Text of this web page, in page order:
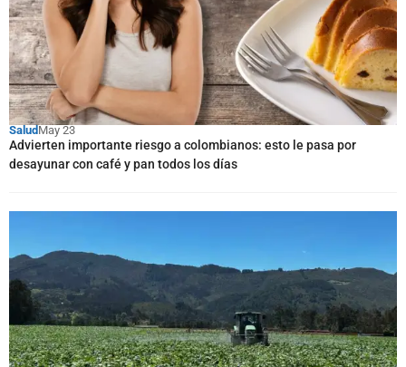
SaludMay 23
Advierten importante riesgo a colombianos: esto le pasa por
desayunar con café y pan todos los días